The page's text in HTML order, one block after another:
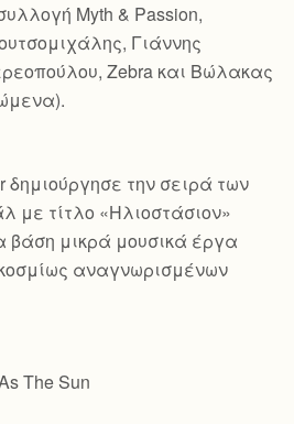
Myth & Passion,
Γιάννης
Zebra και Βώλακας
δημιούργησε την σειρά των
με τίτλο «Ηλιοστάσιον»
βάση μικρά μουσικά έργα
αναγνωρισμένων
The Sun